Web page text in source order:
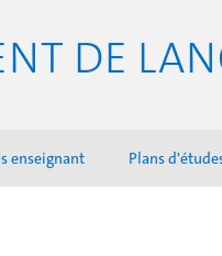
DE
enseignant Plans